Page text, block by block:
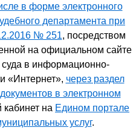
в форме электронного
департамента при
№ 251, посредством
на официальном сайте
суда в информационно-
«Интернет», через раздел
в электронном
кабинет на Едином портале
услуг.